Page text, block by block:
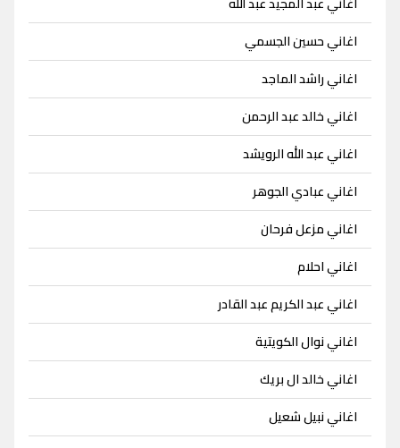
اغاني حسين الجسمي
اغاني راشد الماجد
اغاني خالد عبد الرحمن
اغاني عبد الله الرويشد
اغاني عبادي الجوهر
اغاني مزعل فرحان
اغاني احلام
اغاني عبد الكريم عبد القادر
اغاني نوال الكويتية
اغاني خالد ال بريك
اغاني نبيل شعيل